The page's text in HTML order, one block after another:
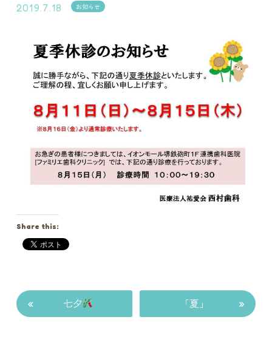
2019.7.18 お知らせ
Share this:
« 七夕 「夏」 »